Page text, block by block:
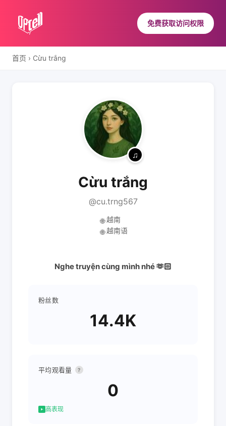
免费获取访问权限
首页 › Cừu trắng
Cừu trắng
@cu.trng567
🌐 越南
🌐 越南语
Nghe truyện cùng mình nhé 🫶🏻
粉丝数
14.4K
平均观看量 ?
0
高表现